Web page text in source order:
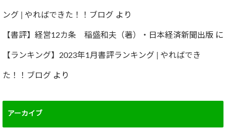
ング | やればできた！！ブログ より
【書評】経営12カ条 稲盛和夫（著）・日本経済新聞出版 に
【ランキング】2023年1月書評ランキング | やればでき
た！！ブログ より
アーカイブ